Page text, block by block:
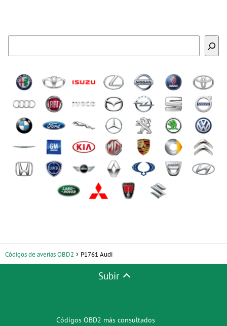
Códigos de averías OBD2 P1761 Audi
Subir
Códigos OBD2 más consultados